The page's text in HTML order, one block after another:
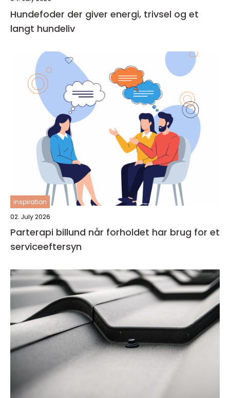
Hundefoder der giver energi, trivsel og et
langt hundeliv
inspiration
02. July 2026
Parterapi billund når forholdet har brug for et
serviceeftersyn